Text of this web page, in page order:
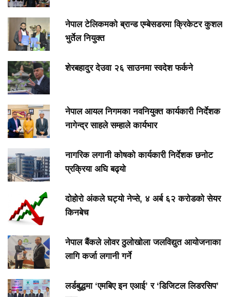
नेपाल टेलिकमको ब्रान्ड एम्बेसडरमा क्रिकेटर कुशल
भुर्तेल नियुक्त
शेरबहादुर देउवा २६ साउनमा स्वदेश फर्कने
नेपाल आयल निगमका नवनियुक्त कार्यकारी निर्देशक
नागेन्द्र साहले सम्हाले कार्यभार
नागरिक लगानी कोषको कार्यकारी निर्देशक छनोट
प्रक्रिया अघि बढ्यो
दोहोरो अंकले घट्यो नेप्से, ४ अर्ब ६२ करोडको सेयर
किनबेच
नेपाल बैंकले लोवर ठुलोखोला जलविद्युत आयोजनाका
लागि कर्जा लगानी गर्ने
लर्डबुद्धमा ‘एमबिए इन एआई’ र ‘डिजिटल लिडरसिप’